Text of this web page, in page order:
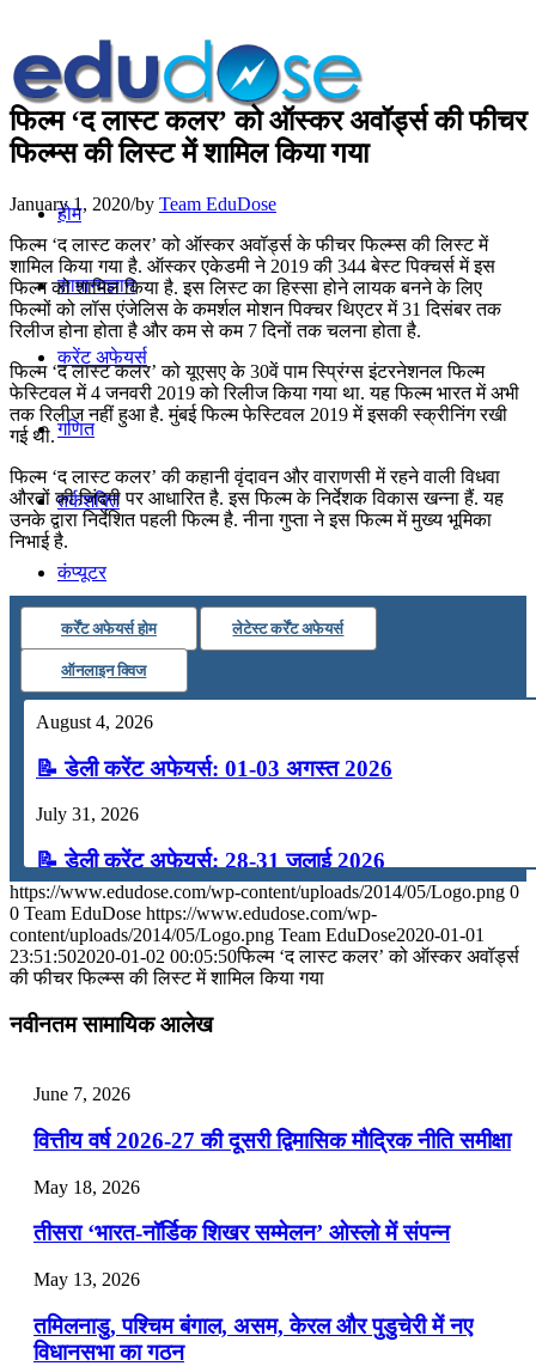
होम
सामान्यज्ञान
करेंट अफेयर्स
गणित
तर्कशक्ति
कंप्यूटर
अंग्रेजी
मॉक टेस्ट
Menu Menu
फिल्म ‘द लास्ट कलर’ को ऑस्कर अवॉर्ड्स की फीचर
फिल्म्स की लिस्ट में शामिल किया गया
January 1, 2020/by Team EduDose
फिल्म ‘द लास्ट कलर’ को ऑस्कर अवॉर्ड्स के फीचर फिल्म्स की लिस्ट में
शामिल किया गया है. ऑस्कर एकेडमी ने 2019 की 344 बेस्ट पिक्चर्स में इस
फिल्म को शामिल किया है. इस लिस्ट का हिस्सा होने लायक बनने के लिए
फिल्मों को लॉस एंजेलिस के कमर्शल मोशन पिक्चर थिएटर में 31 दिसंबर तक
रिलीज होना होता है और कम से कम 7 दिनों तक चलना होता है.
फिल्म ‘द लास्ट कलर’ को यूएसए के 30वें पाम स्प्रिंग्स इंटरनेशनल फिल्म
फेस्टिवल में 4 जनवरी 2019 को रिलीज किया गया था. यह फिल्म भारत में अभी
तक रिलीज नहीं हुआ है. मुंबई फिल्म फेस्टिवल 2019 में इसकी स्क्रीनिंग रखी
गई थी.
फिल्म ‘द लास्ट कलर’ की कहानी वृंदावन और वाराणसी में रहने वाली विधवा
औरतों की जिंदगी पर आधारित है. इस फिल्म के निर्देशक विकास खन्ना हैं. यह
उनके द्वारा निर्देशित पहली फिल्म है. नीना गुप्ता ने इस फिल्म में मुख्य भूमिका
निभाई है.
कर्रेंट अफेयर्स होम लेटेस्ट कर्रेंट अफेयर्स
ऑनलाइन क्विज
August 4, 2026
📝 डेली करेंट अफेयर्स: 01-03 अगस्त 2026
July 31, 2026
📝 डेली करेंट अफेयर्स: 28-31 जुलाई 2026
July 28, 2026
📝 डेली करेंट अफेयर्स: 25-27 जुलाई 2026
July 22, 2026
📝 डेली करेंट अफेयर्स: 19-21 जुलाई 2026
July 19, 2026
📝 डेली करेंट अफेयर्स: 16-18 जुलाई 2026
July 16, 2026
📝 डेली करेंट अफेयर्स: 13-15 जुलाई 2026
https://www.edudose.com/wp-content/uploads/2014/05/Logo.png 0
0 Team EduDose https://www.edudose.com/wp-
content/uploads/2014/05/Logo.png Team EduDose2020-01-01
23:51:502020-01-02 00:05:50फिल्म ‘द लास्ट कलर’ को ऑस्कर अवॉर्ड्स
की फीचर फिल्म्स की लिस्ट में शामिल किया गया
नवीनतम सामायिक आलेख
June 7, 2026
वित्तीय वर्ष 2026-27 की दूसरी द्विमासिक मौद्रिक नीति समीक्षा
May 18, 2026
तीसरा ‘भारत-नॉर्डिक शिखर सम्मेलन’ ओस्लो में संपन्न
May 13, 2026
तमिलनाडु, पश्चिम बंगाल, असम, केरल और पुडुचेरी में नए
विधानसभा का गठन